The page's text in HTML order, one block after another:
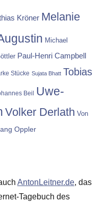
Kröner Melanie
Michael
Paul-Henri Campbell
Stücke Sujata Bhatt Tobias
Beil
Uwe-
Volker Derlath Von
Oppler
AntonLeitner.de, das
Tagebuch des